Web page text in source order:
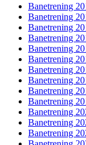
Banetrening
Banetrening
Banetrening
Banetrening
Banetrening
Banetrening
Banetrening
Banetrening
Banetrening
Banetrening
Banetrening
Banetrening
Banetrening